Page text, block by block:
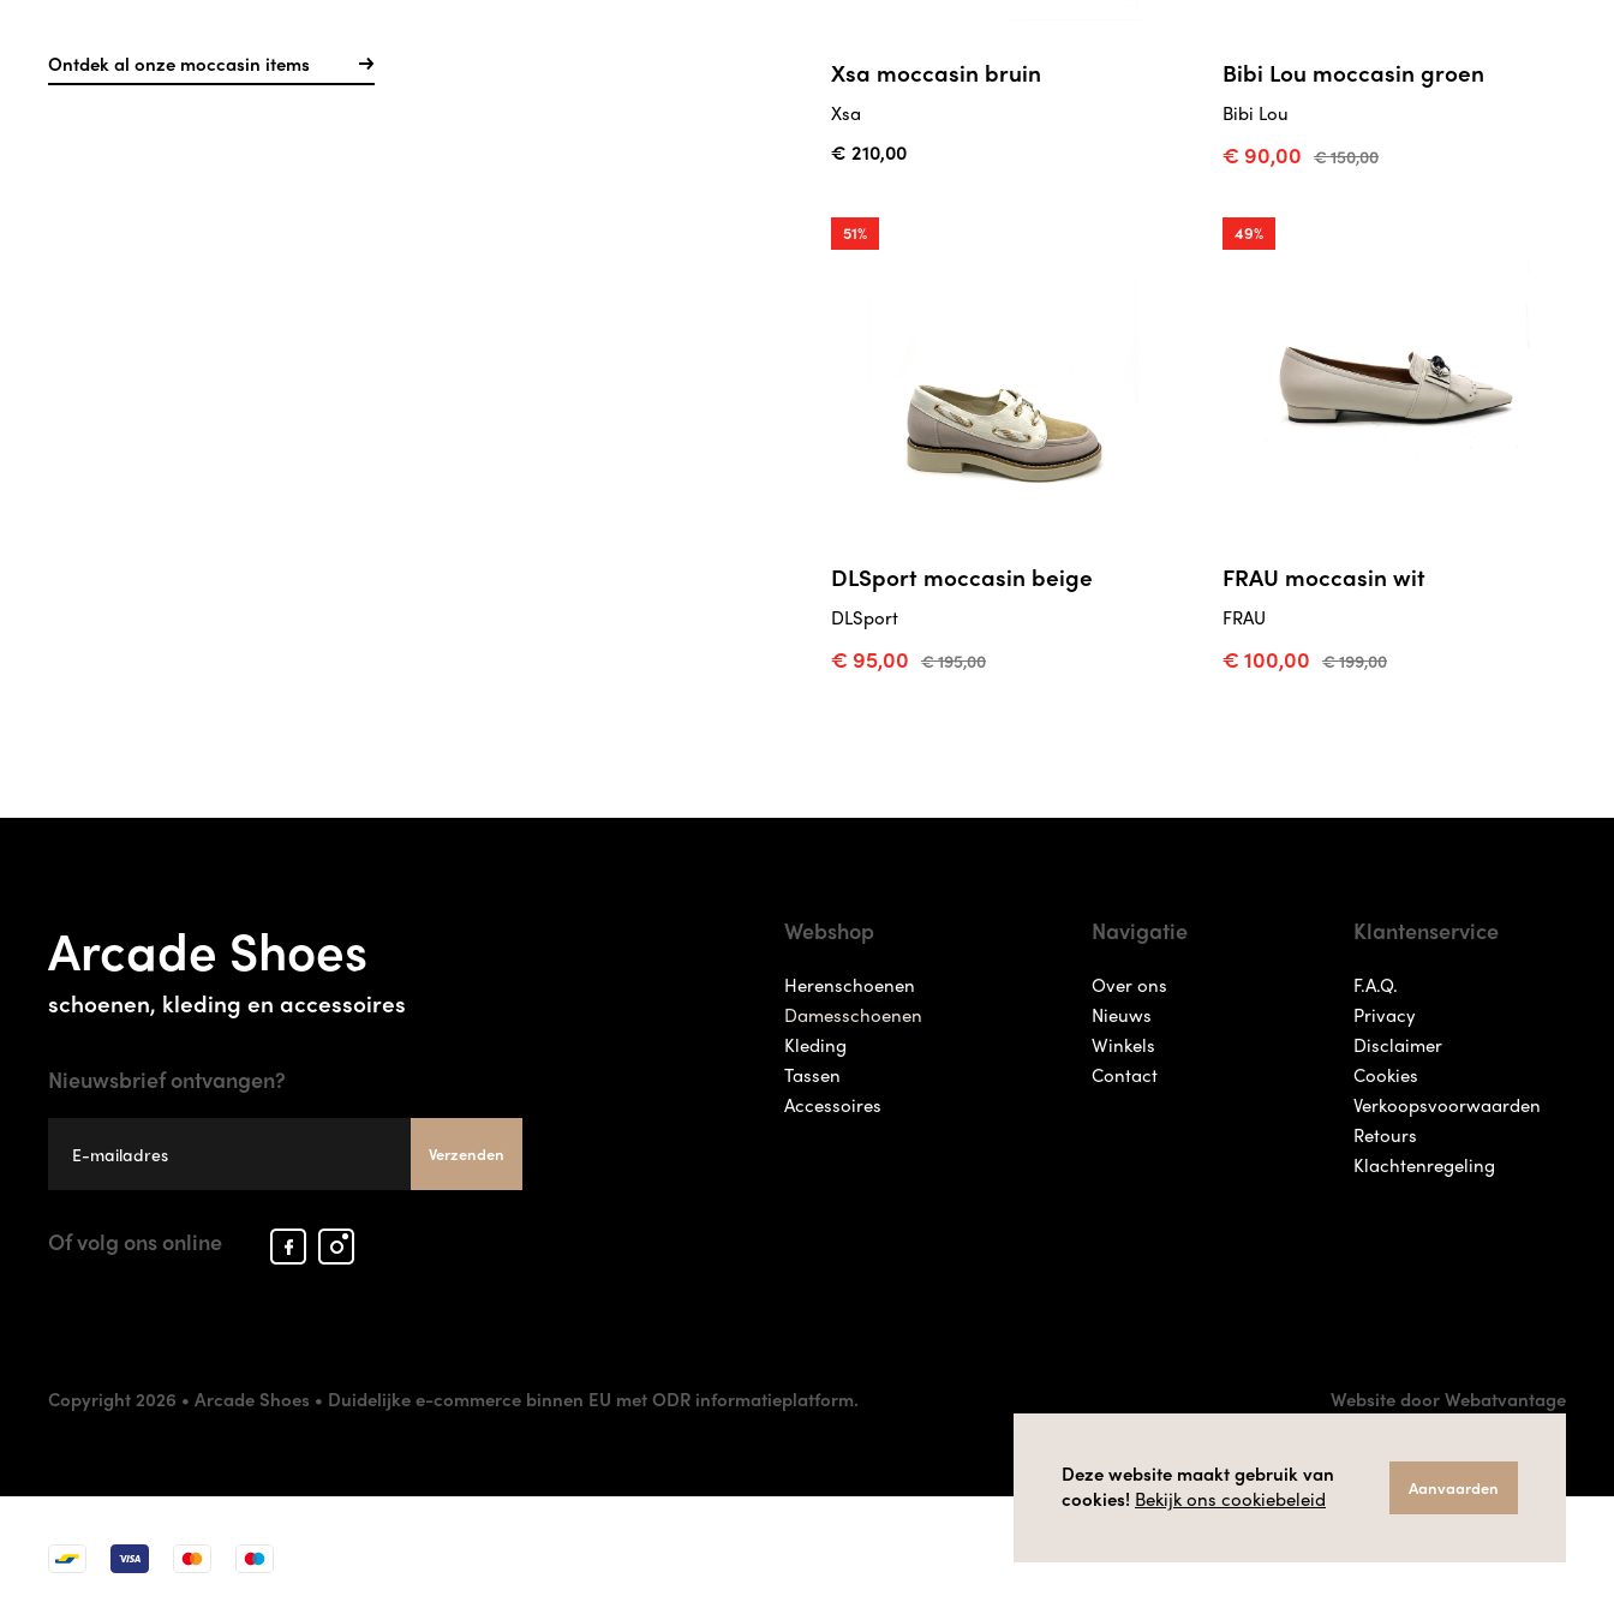
Ontdek al onze moccasin items Xsa moccasin bruin
Xsa
€ 210,00
Bibi Lou moccasin groen
Bibi Lou
€ 90,00 € 150,00
51%
DLSport moccasin beige
DLSport
€ 95,00 € 195,00
49%
FRAU moccasin wit
FRAU
€ 100,00 € 199,00
Arcade Shoes
schoenen, kleding en accessoires
Nieuwsbrief ontvangen?
Verzenden
Of volg ons online
Facebook
Arcade
Instagram
Arcade
Webshop
Herenschoenen
Damesschoenen
Kleding
Tassen
Accessoires
Navigatie
Over ons
Nieuws
Winkels
Contact
Klantenservice
F.A.Q.
Privacy
Disclaimer
Cookies
Verkoopsvoorwaarden
Retours
Klachtenregeling
Copyright 2026 • Arcade Shoes • Duidelijke e-commerce binnen EU met ODR informatieplatform. Website door Webatvantage
Deze website maakt gebruik van
cookies! Bekijk ons cookiebeleid Aanvaarden